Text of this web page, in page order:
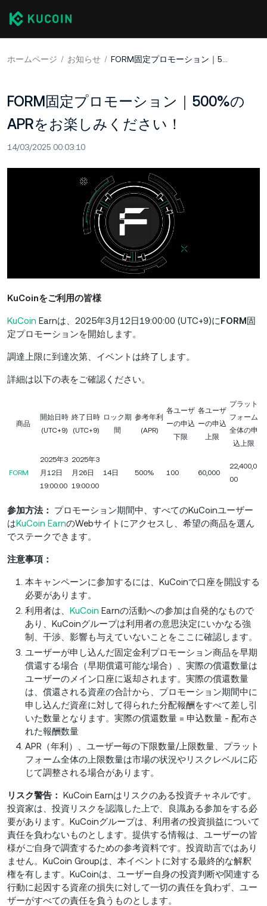
ホームページ お知らせ FORM固定プロモーション｜500%のAPRをお楽しみください！
FORM固定プロモーション｜500%の
APRをお楽しみください！
14/03/2025 00:03:10
KuCoinをご利用の皆様
KuCoin Earnは、2025年3月12日19:00:00 (UTC+9)にFORM固
定プロモーションを開始します。
調達上限に到達次第、イベントは終了します。
詳細は以下の表をご確認ください。
商品
開始日時
(UTC+9)
終了日時
(UTC+9)
ロック期
間
参考年利
(APR)
各ユーザ
ーの申込
下限
各ユーザ
ーの申込
上限
プラット
フォーム
全体の申
込上限
FORM
2025年3
月12日
19:00:00
2025年3
月26日
19:00:00
14日 500% 100 60,000
22,400,0
00
参加方法：
プロモーション期間中、すべてのKuCoinユーザー
はKuCoin EarnのWebサイトにアクセスし、希望の商品を選ん
でステークできます。
注意事項：
本キャンペーンに参加するには、KuCoinで口座を開設する
必要があります。
利用者は、 KuCoin Earnの活動への参加は自発的なもので
あり、KuCoinグループは利用者の意思決定にいかなる強
制、干渉、影響も与えていないことをここに確認します。
ユーザーが申し込んだ固定金利プロモーション商品を早期
償還する場合（早期償還可能な場合）、実際の償還数量は
ユーザーのメイン口座に返却されます。実際の償還数量
は、償還される資産の合計から、プロモーション期間中に
申し込んだ資産に対して得られた分配報酬をすべて差し引
いた数量となります。実際の償還数量 = 申込数量 - 配布さ
れた報酬数量
APR（年利）、ユーザー毎の下限数量/上限数量、プラット
フォーム全体の上限数量は市場の状況やリスクレベルに応
じて調整される場合があります。
リスク警告： KuCoin Earnはリスクのある投資チャネルです。
投資家は、投資リスクを認識した上で、良識ある参加をする必
要があります。KuCoinグループは、利用者の投資損益について
責任を負わないものとします。提供する情報は、ユーザーの皆
様がご自身で調査するための参考資料です。投資助言ではあり
ません。KuCoin Groupは、本イベントに対する最終的な解釈
権を有します。KuCoinは、ユーザー自身の投資判断や関連する
行動に起因する資産の損失に対して一切の責任を負わず、ユー
ザーがすべての責任を負うものとします。